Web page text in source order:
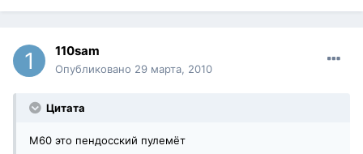
110sam
Опубликовано 29 марта, 2010
Цитата
M60 это пендосский пулемёт